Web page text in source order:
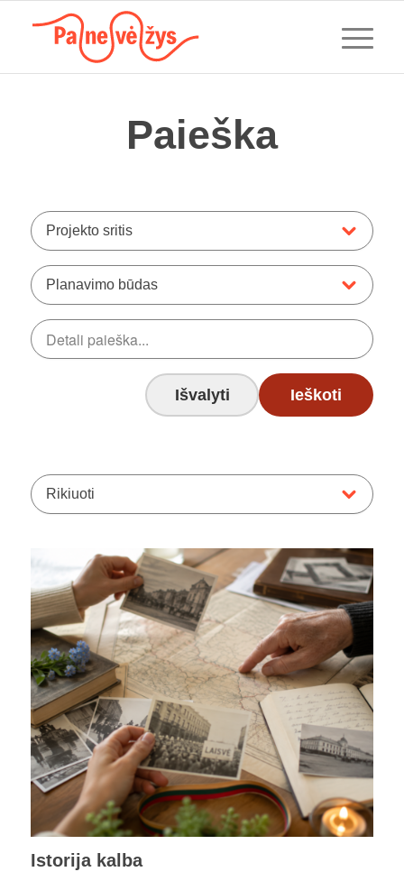
Paieška
Projekto sritis
Planavimo būdas
Išvalyti Ieškoti
Rikiuoti
Istorija kalba